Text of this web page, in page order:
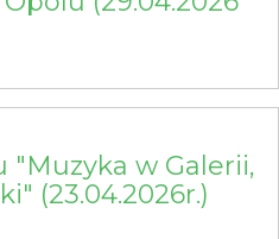
"Muzyka w Galerii,
(23.04.2026r.)